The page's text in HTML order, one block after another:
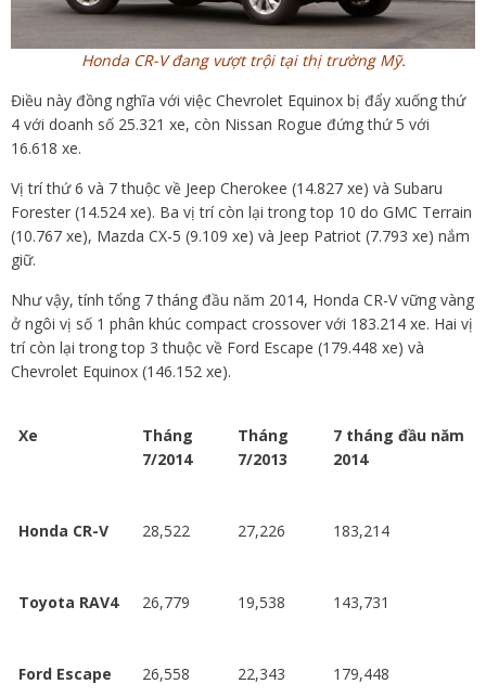
Honda CR-V đang vượt trội tại thị trường Mỹ.
Điều này đồng nghĩa với việc Chevrolet Equinox bị đẩy xuống thứ
4 với doanh số 25.321 xe, còn Nissan Rogue đứng thứ 5 với
16.618 xe.
Vị trí thứ 6 và 7 thuộc về Jeep Cherokee (14.827 xe) và Subaru
Forester (14.524 xe). Ba vị trí còn lại trong top 10 do GMC Terrain
(10.767 xe), Mazda CX-5 (9.109 xe) và Jeep Patriot (7.793 xe) nắm
giữ.
Như vậy, tính tổng 7 tháng đầu năm 2014, Honda CR-V vững vàng
ở ngôi vị số 1 phân khúc compact crossover với 183.214 xe. Hai vị
trí còn lại trong top 3 thuộc về Ford Escape (179.448 xe) và
Chevrolet Equinox (146.152 xe).
Xe
Tháng
7/2014
Tháng
7/2013
7 tháng đầu năm
2014
Honda CR-V 28,522 27,226 183,214
Toyota RAV4 26,779 19,538 143,731
Ford Escape 26,558 22,343 179,448